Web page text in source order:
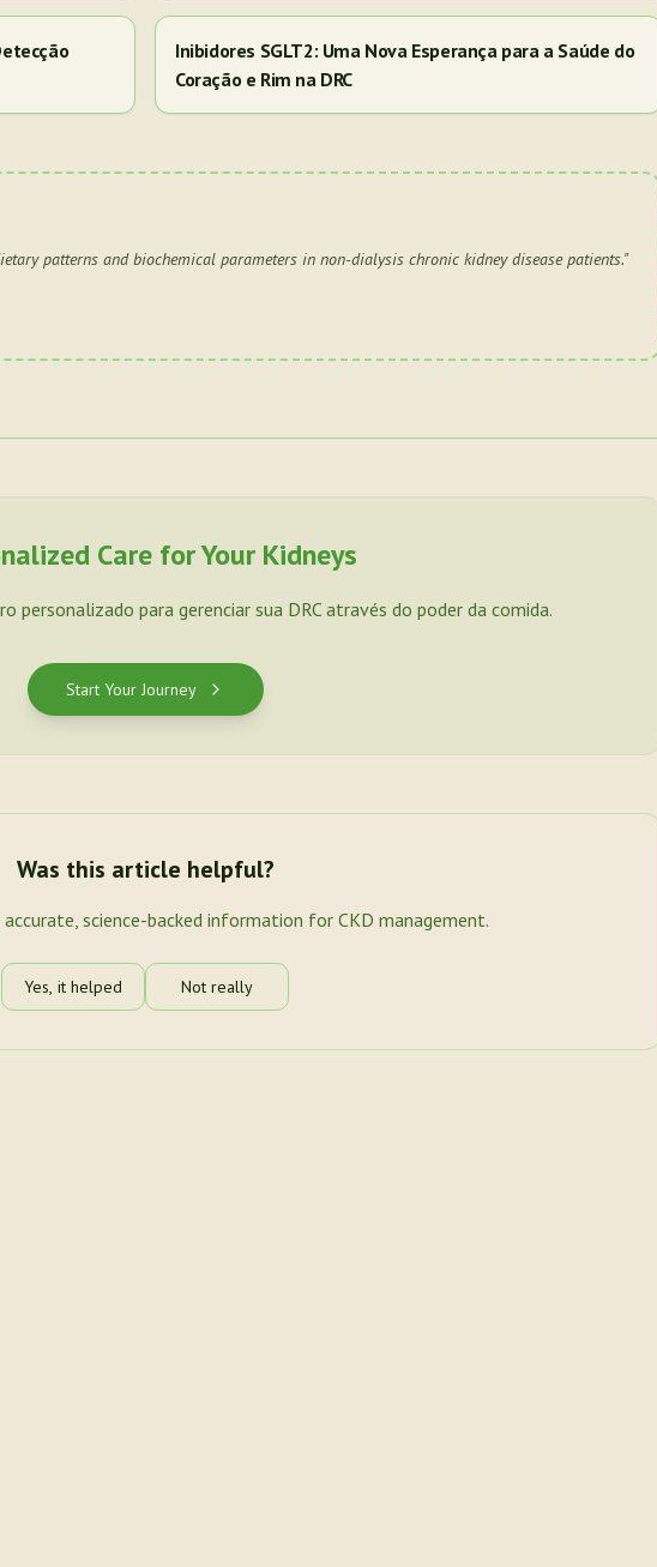
Inibidores SGLT2: Uma Nova Esperança para a Saúde do
Coração e Rim na DRC
patterns and biochemical parameters in non-dialysis chronic kidney disease patients."
Care for Your Kidneys
personalizado para gerenciar sua DRC através do poder da comida.
Start Your Journey
Was this article helpful?
science-backed information for CKD management.
Yes, it helped Not really